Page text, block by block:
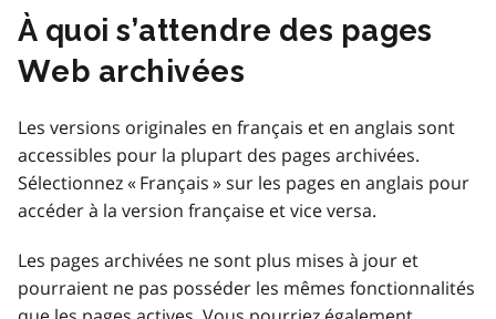
À quoi s’attendre des pages
Web archivées
Les versions originales en français et en anglais sont
accessibles pour la plupart des pages archivées.
Sélectionnez « Français » sur les pages en anglais pour
accéder à la version française et vice versa.
Les pages archivées ne sont plus mises à jour et
pourraient ne pas posséder les mêmes fonctionnalités